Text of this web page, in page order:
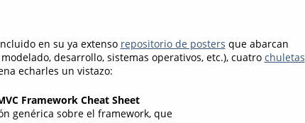
en su ya extenso repositorio de posters que abarcan
desarrollo, sistemas operativos, etc.), cuatro chuletas
echarles un vistazo:
Framework Cheat Sheet
genérica sobre el framework, que